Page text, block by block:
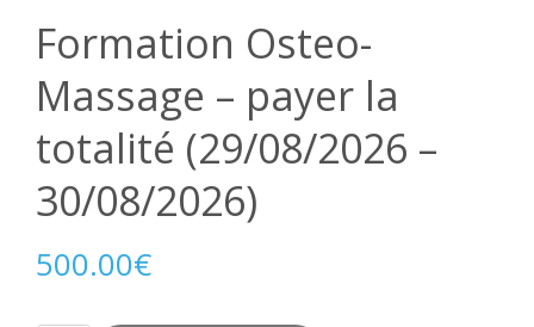
Formation Osteo-
Massage – payer la
totalité (29/08/2026 –
30/08/2026)
500.00€